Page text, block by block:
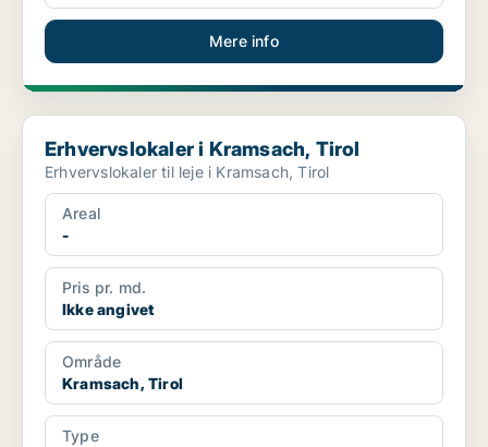
Mere info
Erhvervslokaler i Kramsach, Tirol
Erhvervslokaler i Kramsach, Tirol
Erhvervslokaler til leje i Kramsach, Tirol
Areal
-
Pris pr. md.
Ikke angivet
Område
Kramsach, Tirol
Type